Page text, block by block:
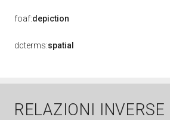
foaf:depiction
dcterms:spatial
RELAZIONI INVERSE